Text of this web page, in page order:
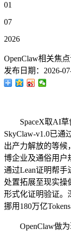
01
07
2026
OpenClaw相关焦
发布日期： 2026-
SpaceX取AI草
SkyClaw-v1.0已通
出产力解放的等候
博企业及通俗用户
通过Lean证明帮
处置拓展至现实操
形式化证明验证。
挪用180万亿
OpenClaw做为